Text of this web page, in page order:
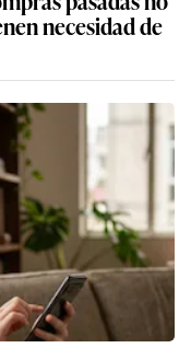
necesidad de